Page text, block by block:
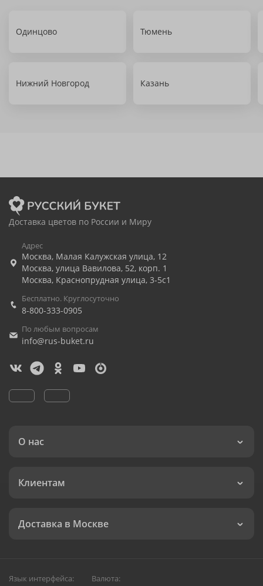
Одинцово Тюмень
Нижний Новгород Казань
Доставка цветов по России и Миру
Адрес
Москва, Малая Калужская улица, 12
Москва, улица Вавилова, 52, корп. 1
Москва, Краснопрудная улица, 3-5с1
Бесплатно. Круглосуточно
8-800-333-0905
По любым вопросам
info@rus-buket.ru
О нас
Клиентам
Доставка в Москве
Язык интерфейса: Валюта: